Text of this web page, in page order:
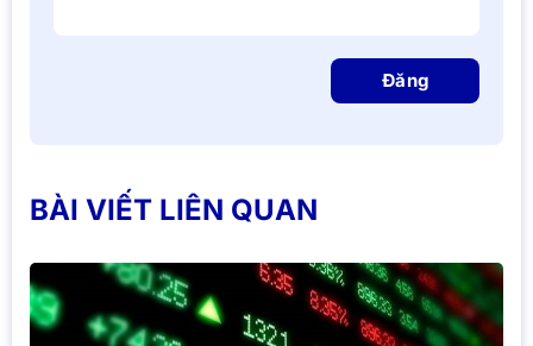
Đăng
BÀI VIẾT LIÊN QUAN